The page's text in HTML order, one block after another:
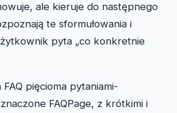
ale kieruje do następnego
te sformułowania i
pyta „co konkretnie
pięcioma pytaniami-
FAQPage, z krótkimi i